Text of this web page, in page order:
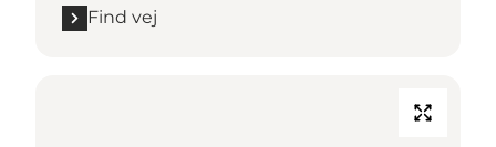
Find vej